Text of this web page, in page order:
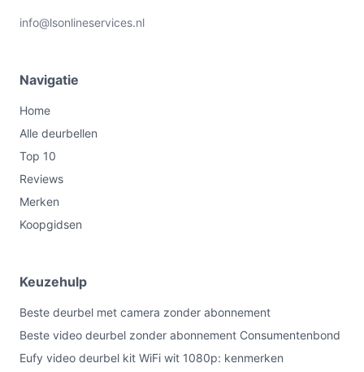
info@lsonlineservices.nl
Navigatie
Home
Alle deurbellen
Top 10
Reviews
Merken
Koopgidsen
Keuzehulp
Beste deurbel met camera zonder abonnement
Beste video deurbel zonder abonnement Consumentenbond
Eufy video deurbel kit WiFi wit 1080p: kenmerken